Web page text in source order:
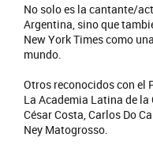
No solo es la cantante/
Argentina, sino que
New York Times como
mundo.
Otros reconocidos con el
La Academia Latina de
César Costa, Carlos Do
Ney Matogrosso.